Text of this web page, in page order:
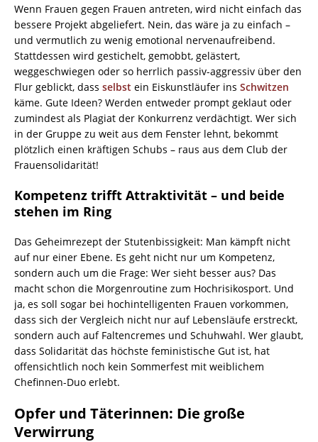
Wenn Frauen gegen Frauen antreten, wird nicht einfach das
bessere Projekt abgeliefert. Nein, das wäre ja zu einfach –
und vermutlich zu wenig emotional nervenaufreibend.
Stattdessen wird gestichelt, gemobbt, gelästert,
weggeschwiegen oder so herrlich passiv-aggressiv über den
Flur geblickt, dass selbst ein Eiskunstläufer ins Schwitzen
käme. Gute Ideen? Werden entweder prompt geklaut oder
zumindest als Plagiat der Konkurrenz verdächtigt. Wer sich
in der Gruppe zu weit aus dem Fenster lehnt, bekommt
plötzlich einen kräftigen Schubs – raus aus dem Club der
Frauensolidarität!
Kompetenz trifft Attraktivität – und beide
stehen im Ring
Das Geheimrezept der Stutenbissigkeit: Man kämpft nicht
auf nur einer Ebene. Es geht nicht nur um Kompetenz,
sondern auch um die Frage: Wer sieht besser aus? Das
macht schon die Morgenroutine zum Hochrisikosport. Und
ja, es soll sogar bei hochintelligenten Frauen vorkommen,
dass sich der Vergleich nicht nur auf Lebensläufe erstreckt,
sondern auch auf Faltencremes und Schuhwahl. Wer glaubt,
dass Solidarität das höchste feministische Gut ist, hat
offensichtlich noch kein Sommerfest mit weiblichem
Chefinnen-Duo erlebt.
Opfer und Täterinnen: Die große
Verwirrung